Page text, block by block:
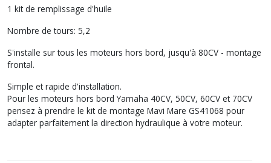
1 kit de remplissage d'huile
Nombre de tours: 5,2
S'installe sur tous les moteurs hors bord, jusqu'à 80CV - montage
frontal.
Simple et rapide d'installation.
Pour les moteurs hors bord Yamaha 40CV, 50CV, 60CV et 70CV
pensez à prendre le kit de montage Mavi Mare GS41068 pour
adapter parfaitement la direction hydraulique à votre moteur.